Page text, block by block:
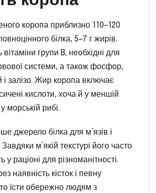
коропа приблизно 110–120
білка, 5–7 г жирів.
вітаміни групи B, необхідні для
системи, а також фосфор,
і залізо. Жир коропа включає
кислоти, хоча й у меншій
у морській рибі.
джерело білка для м’язів і
м’якій текстурі його часто
у раціоні для різноманітності.
наявність кісток і певну
їсти обережно людям з